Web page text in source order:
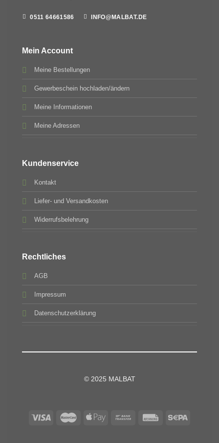
0511 64661586 INFO@MALBAT.DE
Mein Account
Meine Bestellungen
Gewerbeschein hochladen/ändern
Meine Informationen
Meine Adressen
Kundenservice
Kontakt
Liefer- und Versandkosten
Widerrufsbelehrung
Rechtliches
AGB
Impressum
Datenschutzerklärung
© 2025 MALBAT